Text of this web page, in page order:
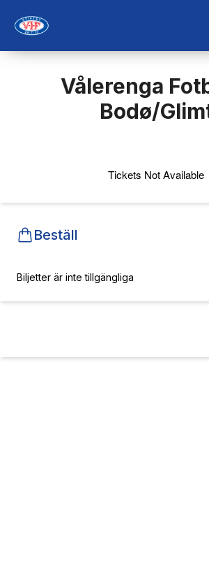
Vålerenga
Bodø/
Tickets Not Available
Beställ
Biljetter är inte tillgängliga